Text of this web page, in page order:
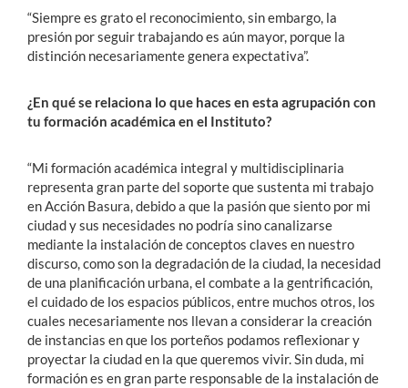
“Siempre es grato el reconocimiento, sin embargo, la
presión por seguir trabajando es aún mayor, porque la
distinción necesariamente genera expectativa”.
¿En qué se relaciona lo que haces en esta agrupación con
tu formación académica en el Instituto?
“Mi formación académica integral y multidisciplinaria
representa gran parte del soporte que sustenta mi trabajo
en Acción Basura, debido a que la pasión que siento por mi
ciudad y sus necesidades no podría sino canalizarse
mediante la instalación de conceptos claves en nuestro
discurso, como son la degradación de la ciudad, la necesidad
de una planificación urbana, el combate a la gentrificación,
el cuidado de los espacios públicos, entre muchos otros, los
cuales necesariamente nos llevan a considerar la creación
de instancias en que los porteños podamos reflexionar y
proyectar la ciudad en la que queremos vivir. Sin duda, mi
formación es en gran parte responsable de la instalación de